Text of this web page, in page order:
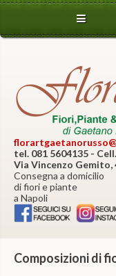
tel. 081 5604135 -
Via Vincenzo Gemito,
Consegna a domicilio
di fiori e piante
a Napoli
Composizioni di